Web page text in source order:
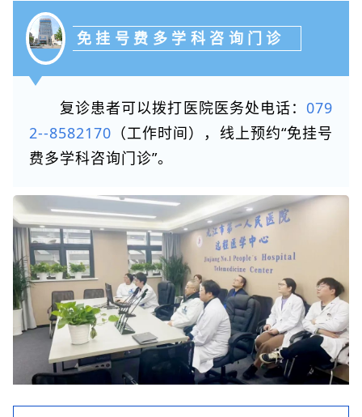
免挂号费多学科咨询门诊
复诊患者可以拨打医院医务处电话： 079
2--8582170 （工作时间），线上预约“免挂号
费多学科咨询门诊”。